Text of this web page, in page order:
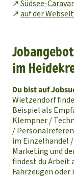
↗Südsee-
↗auf der
im
Du bist auf
Wietzendorf
Beispiel als
Klempner /
/
im Einzelhandel
Marketing und
findest du Arbeit
Fahrzeugen